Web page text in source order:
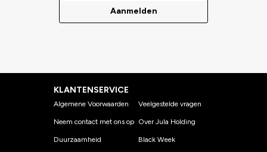
Aanmelden
KLANTENSERVICE
Algemene Voorwaarden
Neem contact met ons op
Duurzaamheid
Veelgestelde vragen
Over Jula Holding
Black Week